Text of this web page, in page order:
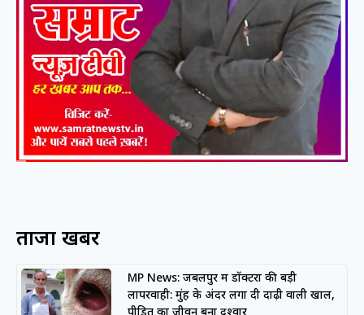
ताजा खबरें
MP News: जबलपुर में डॉक्टरों की बड़ी
लापरवाही: मुंह के अंदर लगा दी दाढ़ी वाली खाल,
पीड़ित का जीवन बना दुश्वार